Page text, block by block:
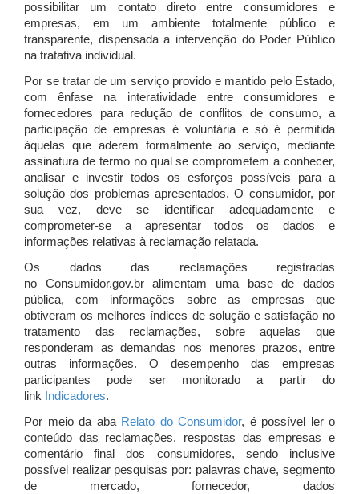
possibilitar um contato direto entre consumidores e
empresas, em um ambiente totalmente público e
transparente, dispensada a intervenção do Poder Público
na tratativa individual.
Por se tratar de um serviço provido e mantido pelo Estado,
com ênfase na interatividade entre consumidores e
fornecedores para redução de conflitos de consumo, a
participação de empresas é voluntária e só é permitida
àquelas que aderem formalmente ao serviço, mediante
assinatura de termo no qual se comprometem a conhecer,
analisar e investir todos os esforços possíveis para a
solução dos problemas apresentados. O consumidor, por
sua vez, deve se identificar adequadamente e
comprometer-se a apresentar todos os dados e
informações relativas à reclamação relatada.
Os dados das reclamações registradas
no Consumidor.gov.br alimentam uma base de dados
pública, com informações sobre as empresas que
obtiveram os melhores índices de solução e satisfação no
tratamento das reclamações, sobre aquelas que
responderam as demandas nos menores prazos, entre
outras informações. O desempenho das empresas
participantes pode ser monitorado a partir do
link Indicadores.
Por meio da aba Relato do Consumidor, é possível ler o
conteúdo das reclamações, respostas das empresas e
comentário final dos consumidores, sendo inclusive
possível realizar pesquisas por: palavras chave, segmento
de mercado, fornecedor, dados